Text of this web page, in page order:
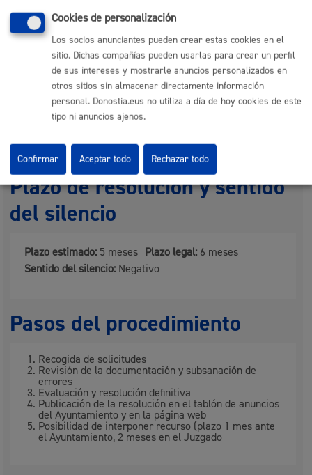
Tamaño máximo anexos:50 Mb
Cantidad a abonar
Gratuito
Plazo de resolución y sentido
del silencio
Plazo estimado: 5 meses Plazo legal: 6 meses
Sentido del silencio: Negativo
Pasos del procedimiento
Recogida de solicitudes
Revisión de la documentación y subsanación de
errores
Evaluación y resolución definitiva
Publicación de la resolución en el tablón de anuncios
del Ayuntamiento y en la página web
Posibilidad de interponer recurso (plazo 1 mes ante
el Ayuntamiento, 2 meses en el Juzgado
Cookies de personalización
Los socios anunciantes pueden crear estas cookies en el
sitio. Dichas compañías pueden usarlas para crear un perfil
de sus intereses y mostrarle anuncios personalizados en
otros sitios sin almacenar directamente información
personal. Donostia.eus no utiliza a día de hoy cookies de este
tipo ni anuncios ajenos.
Rechazar todo
Confirmar Aceptar todo